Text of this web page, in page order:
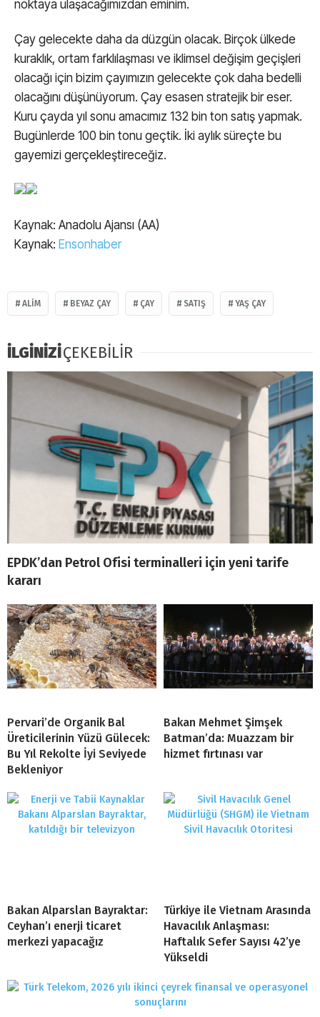
noktaya ulaşacağımızdan eminim.
Çay gelecekte daha da düzgün olacak. Birçok ülkede
kuraklık, ortam farklılaşması ve iklimsel değişim geçişleri
olacağı için bizim çayımızın gelecekte çok daha bedelli
olacağını düşünüyorum. Çay esasen stratejik bir eser.
Kuru çayda yıl sonu amacımız 132 bin ton satış yapmak.
Bugünlerde 100 bin tonu geçtik. İki aylık süreçte bu
gayemizi gerçekleştireceğiz.
Kaynak: Anadolu Ajansı (AA)
Kaynak: Ensonhaber
ALIM BEYAZ ÇAY ÇAY SATIŞ YAŞ ÇAY
İLGİNİZİÇEKEBİLİR
EPDK’dan Petrol Ofisi terminalleri için yeni tarife
kararı
Pervari’de Organik Bal
Üreticilerinin Yüzü Gülecek:
Bu Yıl Rekolte İyi Seviyede
Bekleniyor
Bakan Mehmet Şimşek
Batman’da: Muazzam bir
hizmet fırtınası var
Bakan Alparslan Bayraktar:
Ceyhan’ı enerji ticaret
merkezi yapacağız
Türkiye ile Vietnam Arasında
Havacılık Anlaşması:
Haftalık Sefer Sayısı 42’ye
Yükseldi